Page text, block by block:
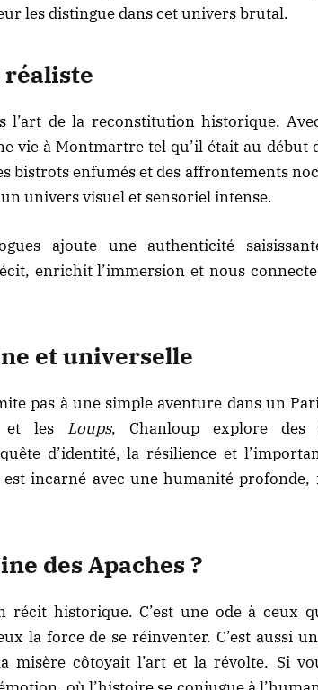
les distingue dans cet univers brutal.
réaliste
l’art de la reconstitution historique.
vie à Montmartre tel qu’il était au début
bistrots enfumés et des affrontements
univers visuel et sensoriel intense.
ajoute une authenticité
enrichit l’immersion et nous connecte
et universelle
pas à une simple aventure dans un
et les Loups, Chanloup explore des
d’identité, la résilience et
est incarné avec une humanité
des Apaches ?
récit historique. C’est une ode à ceux
la force de se réinventer. C’est aussi
misère côtoyait l’art et la révolte. Si